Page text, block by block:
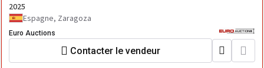
2025
Espagne, Zaragoza
Euro Auctions
Contacter le vendeur